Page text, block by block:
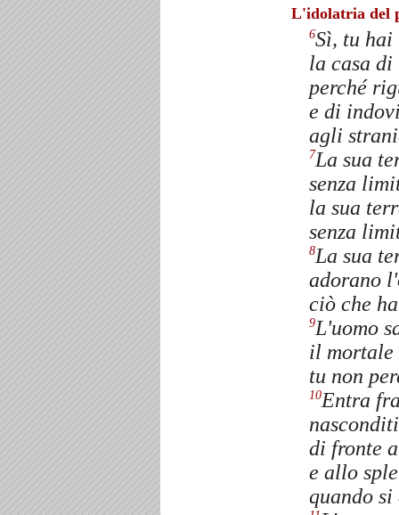
L'idolatria del
6Sì, tu
la casa di
perché
e di
agli
7La sua
senza
la sua
senza
8La sua
adorano
ciò che
9L'uomo
il mortale
tu non
10Entra
di fronte
e allo
quando